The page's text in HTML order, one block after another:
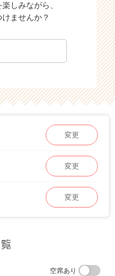
しみながら、
ませんか？
変更
変更
変更
空席あり